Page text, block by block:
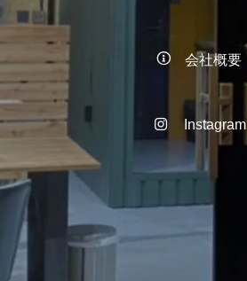
会社概要
Instagram